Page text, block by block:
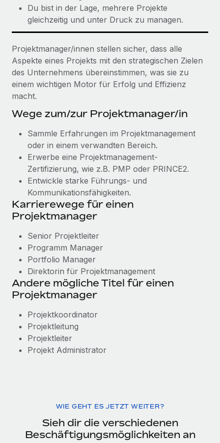
Du bist in der Lage, mehrere Projekte
gleichzeitig und unter Druck zu managen.
Projektmanager/innen stellen sicher, dass alle
Aspekte eines Projekts mit den strategischen Zielen
des Unternehmens übereinstimmen, was sie zu
einem wichtigen Motor für Erfolg und Effizienz
macht.
Wege zum/zur Projektmanager/in
Sammle Erfahrungen im Projektmanagement
oder in einem verwandten Bereich.
Erwerbe eine Projektmanagement-
Zertifizierung, wie z.B. PMP oder PRINCE2.
Entwickle starke Führungs- und
Kommunikationsfähigkeiten.
Karrierewege für einen
Projektmanager
Senior Projektleiter
Programm Manager
Portfolio Manager
Direktorin für Projektmanagement
Andere mögliche Titel für einen
Projektmanager
Projektkoordinator
Projektleitung
Projektleiter
Projekt Administrator
WIE GEHT ES JETZT WEITER?
Sieh dir die verschiedenen
Beschäftigungsmöglichkeiten an